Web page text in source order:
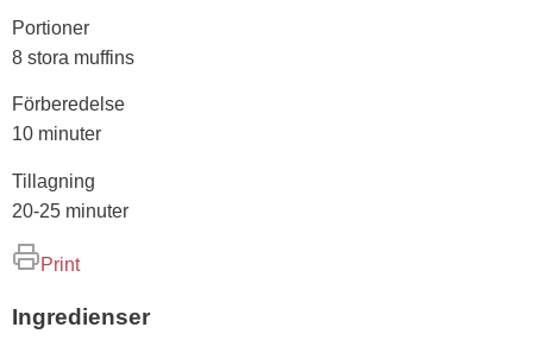
Portioner
8 stora muffins
Förberedelse
10 minuter
Tillagning
20-25 minuter
Print
Ingredienser